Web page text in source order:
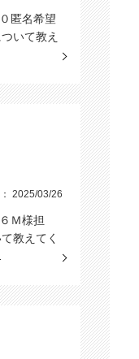
匿名希望
いて教え
2025/03/26
Ｍ様担
教えてく